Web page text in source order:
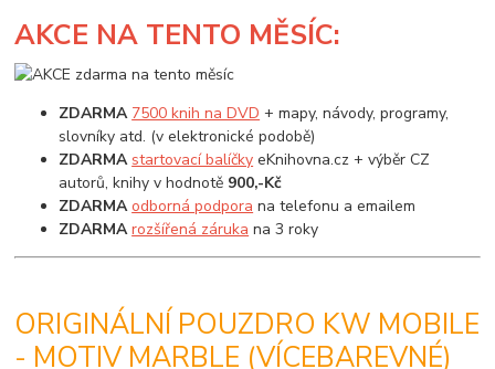
AKCE NA TENTO MĚSÍC:
ZDARMA 7500 knih na DVD + mapy, návody, programy,
slovníky atd. (v elektronické podobě)
ZDARMA startovací balíčky eKnihovna.cz + výběr CZ
autorů, knihy v hodnotě 900,-Kč
ZDARMA odborná podpora na telefonu a emailem
ZDARMA rozšířená záruka na 3 roky
ORIGINÁLNÍ POUZDRO KW MOBILE
- MOTIV MARBLE (VÍCEBAREVNÉ)